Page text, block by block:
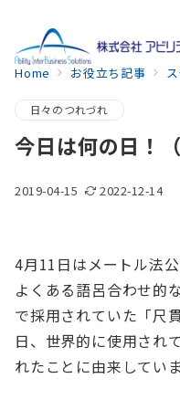
Home お役立ち記事
日々のつれづれ
今日は何の日！
2019-04-15 2022-12-14
4月11日はメートル法
よくある語呂合わせ的
で採用されていた「尺
日、世界的に使用され
れたことに由来していま